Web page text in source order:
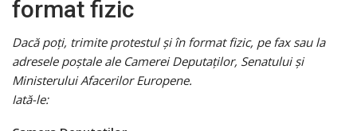
format fizic
Dacă poți, trimite protestul și în format fizic, pe fax sau la
adresele poștale ale Camerei Deputaților, Senatului și
Ministerului Afacerilor Europene.
Iată-le: